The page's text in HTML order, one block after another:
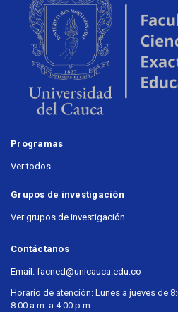
Programas
Ver todos
Grupos de investigación
Ver grupos de investigación
Contáctanos
Email: facned@unicauca.edu.co
Horario de atención: Lunes a jueves de
8:00 a.m. a 4:00 p.m.